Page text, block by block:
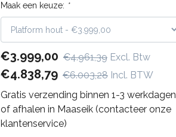
Maak een keuze: *
€3.999,00 €4.961,39 Excl. Btw
€4.838,79 €6.003,28 Incl. BTW
Gratis verzending binnen 1-3 werkdagen
of afhalen in Maaseik (contacteer onze
klantenservice)